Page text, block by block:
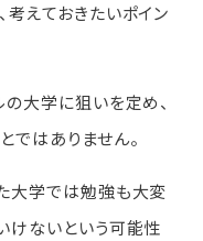
考えておきたいポイン
大学に狙いを定め、
ではありません。
大学では勉強も大変
けないという可能性